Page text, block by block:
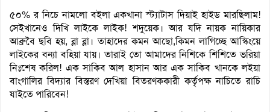
৫০% র নিচে নামলো বইলা একখানা স্ট্যাটাস দিয়াই হাইড মারছিলাম!
সেইখানেও দিখি লাইকে লাইক! শদুয়েক। আর যদি নায়ক নায়িকার
আব্রুবৈ ছবি হয়, ব্লা ব্লা। তাহাদের কমন আছো,কিমন লাগিচ্ছে আস্কিংয়ে
লাইকের বন্যা বহিয়া যায়। তারাই তো আমাদের নিশিকে শিশিতে ভরিয়া
নিঃশেষ করিল! এক সাকিব আল হাসান আর এক সাকিব খানকে লইয়া
বাংগালির বিদ্যার বিস্তরণ দেখিয়া বিতরণককারী কর্তৃপক্ষ নাচিতে রাচি
যাইতে পারিবেন!